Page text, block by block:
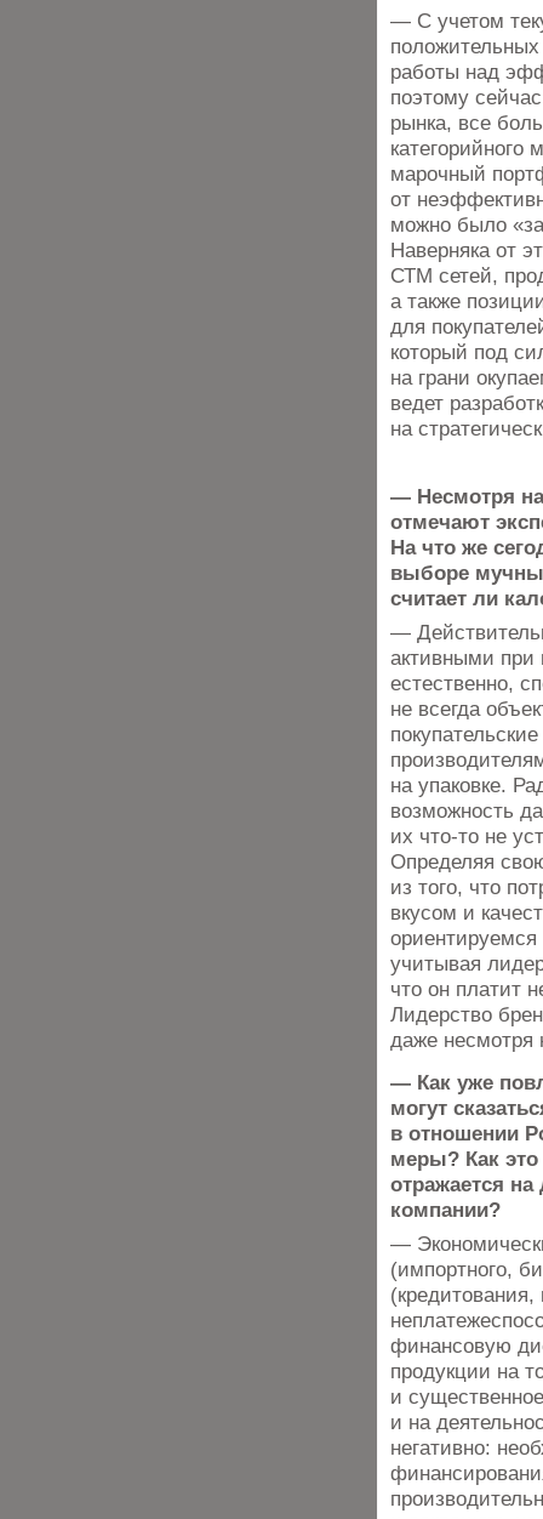
— С учетом
работы над
поэтому
рынка, все
марочный
от
можно было
Наверняка от
СТМ сетей,
а также
для
который под
на грани
ведет
на
— Несмотря
отмечают
На что же
выборе
считает ли
—
активными при
естественно,
не всегда
на упаковке.
возможность
их что-то не
Определяя
из того, что
вкусом и
учитывая
что он платит
Лидерство
даже несмотря
— Как уже
могут
в отношении
меры? Как это
отражается
компании?
—
(импортного,
финансовую
продукции на
и
и на
негативно: